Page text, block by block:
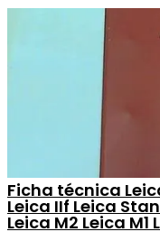
Ficha técnica
Leica IIf Leica
Leica M2 Leica M1